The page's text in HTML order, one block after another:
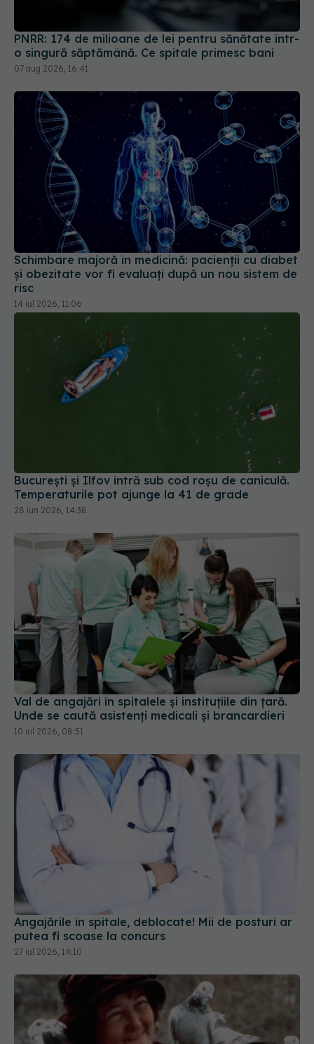
PNRR: 174 de milioane de lei pentru sănătate într-
o singură săptămână. Ce spitale primesc bani
07 aug 2026, 16:41
Schimbare majoră în medicină: pacienții cu diabet
și obezitate vor fi evaluați după un nou sistem de
risc
14 iul 2026, 11:06
București și Ilfov intră sub cod roșu de caniculă.
Temperaturile pot ajunge la 41 de grade
28 iun 2026, 14:38
Val de angajări în spitalele și instituțiile din țară.
Unde se caută asistenți medicali și brancardieri
10 iul 2026, 08:51
Angajările în spitale, deblocate! Mii de posturi ar
putea fi scoase la concurs
27 iul 2026, 14:10